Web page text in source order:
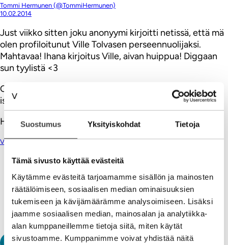
Suostumus Yksityiskohdat Tietoja
Tämä sivusto käyttää evästeitä
Käytämme evästeitä tarjoamamme sisällön ja mainosten
räätälöimiseen, sosiaalisen median ominaisuuksien
tukemiseen ja kävijämäärämme analysoimiseen. Lisäksi
jaamme sosiaalisen median, mainosalan ja analytiikka-
alan kumppaneillemme tietoja siitä, miten käytät
sivustoamme. Kumppanimme voivat yhdistää näitä
Tommi Hermunen (@TommiHermunen)
10.02.2014
Just viikko sitten joku anonyymi kirjoitti netissä, että mä
olen profiloitunut Ville Tolvasen perseennuolijaksi.
Mahtavaa! Ihana kirjoitus Ville, aivan huippua! Diggaan
sun tyylistä <3
Onks se nyt sit niin vaikeeta kehua ihmisiä? Ei ole. Onko
iso juttu kysyä siltä, kuka tietää? Ei ole.
Hyvä Ville! Oot mun suosikki some-punkkari
Vastaa
11.02.2014
Jäi nuorena julkisesti riehamatta, joten ehkä nyt on
sitten sen aika! Punk’s not dead!
Vastaa